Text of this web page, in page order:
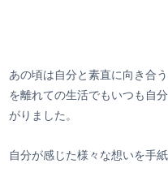
あの頃は自分と素直に向き合
を離れての生活でもいつも自
がりました。
自分が感じた様々な想いを手